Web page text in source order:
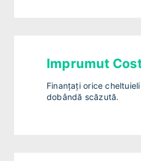
Imprumut
Finanțați orice
dobândă scăzută.